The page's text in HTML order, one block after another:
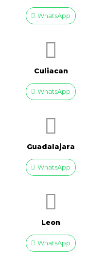
WhatsApp
Culiacan
WhatsApp
Guadalajara
WhatsApp
Leon
WhatsApp